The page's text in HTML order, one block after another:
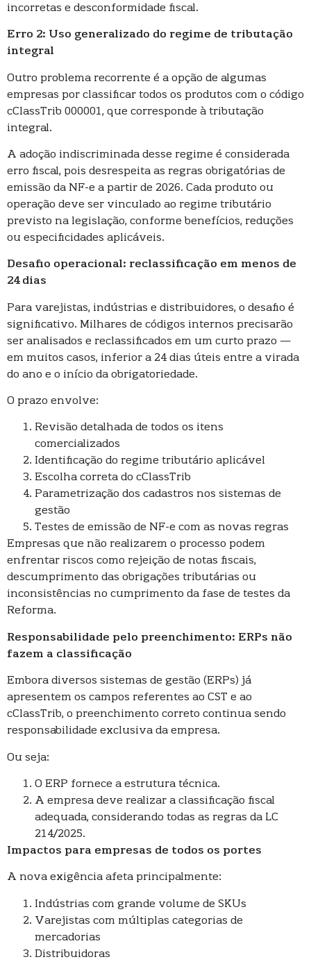
incorretas e desconformidade fiscal.
Erro 2: Uso generalizado do regime de tributação
integral
Outro problema recorrente é a opção de algumas
empresas por classificar todos os produtos com o código
cClassTrib 000001, que corresponde à tributação
integral.
A adoção indiscriminada desse regime é considerada
erro fiscal, pois desrespeita as regras obrigatórias de
emissão da NF-e a partir de 2026. Cada produto ou
operação deve ser vinculado ao regime tributário
previsto na legislação, conforme benefícios, reduções
ou especificidades aplicáveis.
Desafio operacional: reclassificação em menos de
24 dias
Para varejistas, indústrias e distribuidores, o desafio é
significativo. Milhares de códigos internos precisarão
ser analisados e reclassificados em um curto prazo —
em muitos casos, inferior a 24 dias úteis entre a virada
do ano e o início da obrigatoriedade.
O prazo envolve:
Revisão detalhada de todos os itens
comercializados
Identificação do regime tributário aplicável
Escolha correta do cClassTrib
Parametrização dos cadastros nos sistemas de
gestão
Testes de emissão de NF-e com as novas regras
Empresas que não realizarem o processo podem
enfrentar riscos como rejeição de notas fiscais,
descumprimento das obrigações tributárias ou
inconsistências no cumprimento da fase de testes da
Reforma.
Responsabilidade pelo preenchimento: ERPs não
fazem a classificação
Embora diversos sistemas de gestão (ERPs) já
apresentem os campos referentes ao CST e ao
cClassTrib, o preenchimento correto continua sendo
responsabilidade exclusiva da empresa.
Ou seja:
O ERP fornece a estrutura técnica.
A empresa deve realizar a classificação fiscal
adequada, considerando todas as regras da LC
214/2025.
Impactos para empresas de todos os portes
A nova exigência afeta principalmente:
Indústrias com grande volume de SKUs
Varejistas com múltiplas categorias de
mercadorias
Distribuidoras